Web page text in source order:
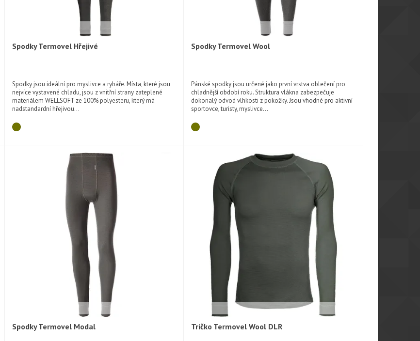
Rychlý náhled
Spodky Termovel Hřejivé
Spodky jsou ideální pro myslivce a rybáře. Místa, které jsou
nejvíce vystavené chladu, jsou z vnitřní strany zateplené
materiálem WELLSOFT ze 100% polyesteru, který má
nadstandardní hřejivou...
Rychlý náhled
Spodky Termovel Wool
Pánské spodky jsou určené jako první vrstva oblečení pro
chladnější období roku. Struktura vlákna zabezpečuje
dokonalý odvod vlhkosti z pokožky. Jsou vhodné pro aktivní
sportovce, turisty, myslivce...
Rychlý náhled
Spodky Termovel Modal Rychlý náhled
Tričko Termovel Wool DLR